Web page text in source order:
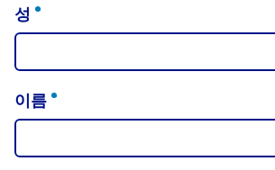
성 (REQUIRED)
이름 (REQUIRED)